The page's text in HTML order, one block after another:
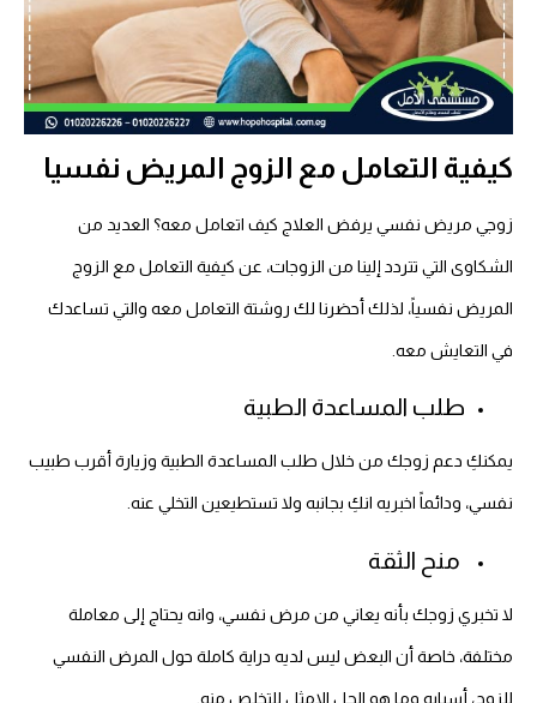
كيفية التعامل مع الزوج المريض نفسيا
زوجي مريض نفسي يرفض العلاج كيف اتعامل معه؟ العديد من
الشكاوى التي تتردد إلينا من الزوجات، عن كيفية التعامل مع الزوج
المريض نفسياً، لذلك أحضرنا لك روشتة التعامل معه والتي تساعدك
في التعايش معه.
طلب المساعدة الطبية
يمكنكِ دعم زوجك من خلال طلب المساعدة الطبية وزيارة أقرب طبيب
نفسي، ودائماً اخبريه انكِ بجانبه ولا تستطيعين التخلي عنه.
منح الثقة
لا تخبري زوجك بأنه يعاني من مرض نفسي، وانه يحتاج إلى معاملة
مختلفة، خاصة أن البعض ليس لديه دراية كاملة حول المرض النفسي
للزوج، أسبابه وما هو الحل الامثل للتخلص منه.